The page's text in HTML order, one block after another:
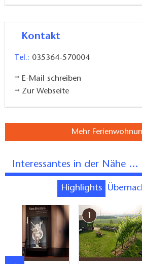
Kontakt
Tel.: 035364-570004
E-Mail schreiben
Zur Webseite
Mehr
Interessantes in der Nähe ...
Highlights
1